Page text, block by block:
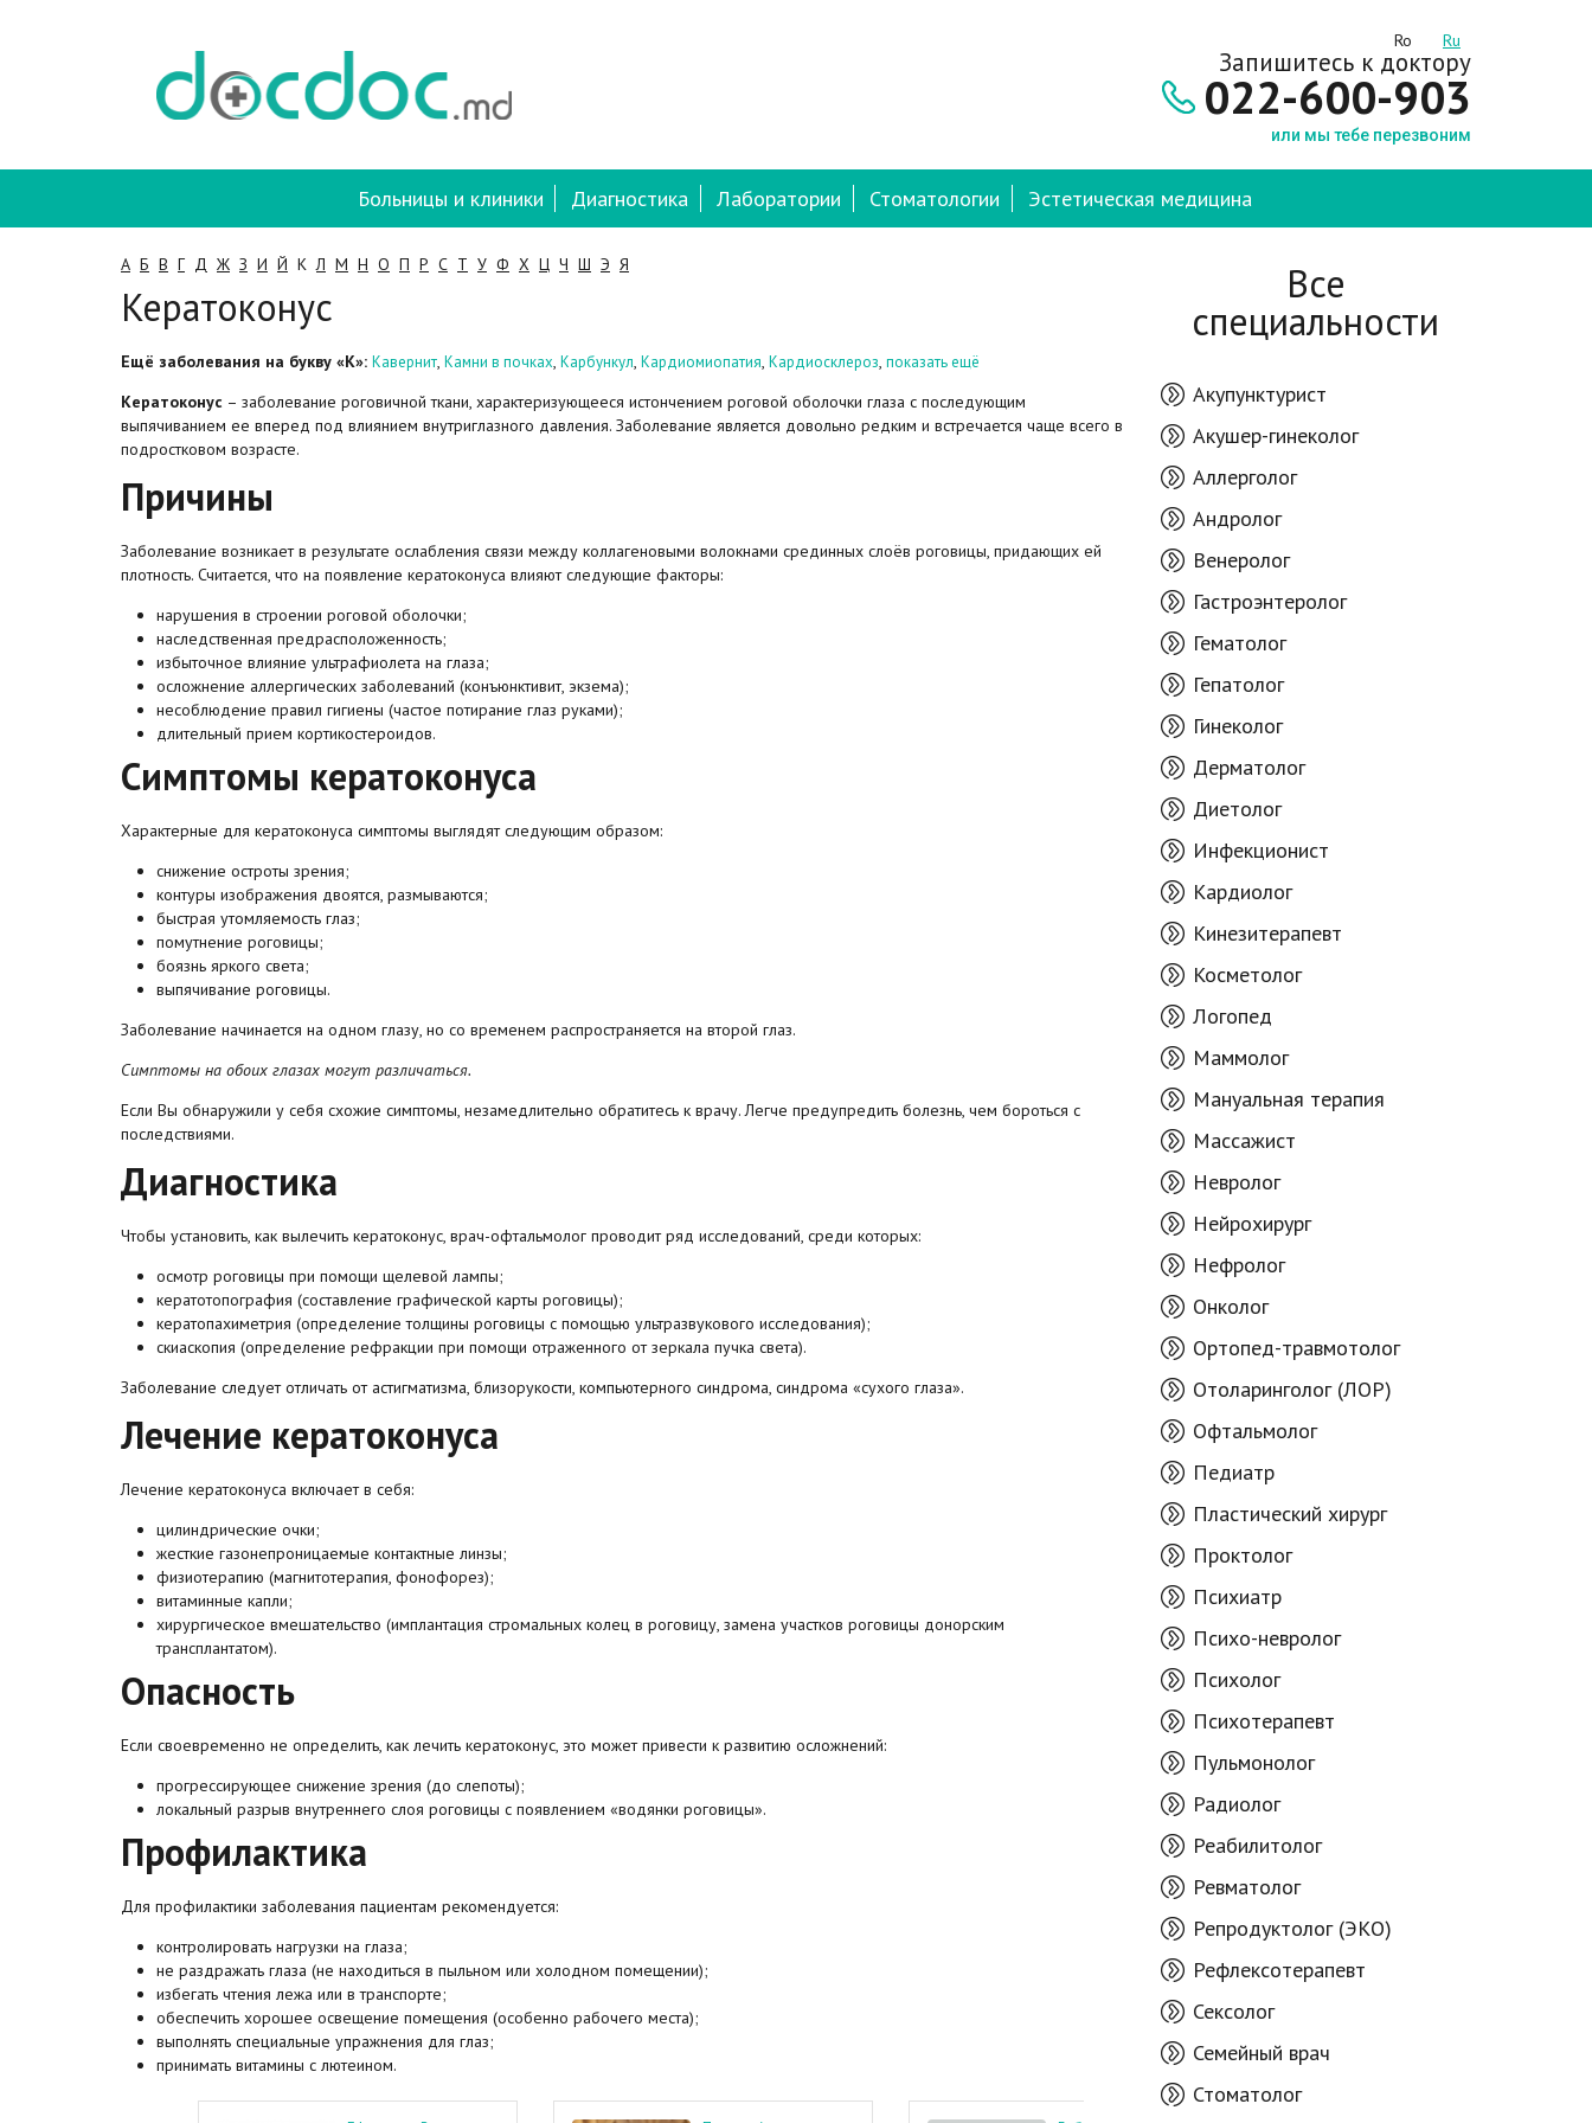
Ro Ru
Запишитесь к доктору
022-600-903
или мы тебе перезвоним
Больницы и клиники Диагностика Лаборатории Стоматологии Эстетическая медицина
А Б В Г Д Ж З И Й К Л М Н О П Р С Т У Ф Х Ц Ч Ш Э Я
Кератоконус
Ещё заболевания на букву «К»: Кавернит, Камни в почках, Карбункул, Кардиомиопатия, Кардиосклероз, показать ещё
Кератоконус – заболевание роговичной ткани, характеризующееся истончением роговой оболочки глаза с последующим
выпячиванием ее вперед под влиянием внутриглазного давления. Заболевание является довольно редким и встречается чаще всего в
подростковом возрасте.
Причины
Заболевание возникает в результате ослабления связи между коллагеновыми волокнами срединных слоёв роговицы, придающих ей
плотность. Считается, что на появление кератоконуса влияют следующие факторы:
нарушения в строении роговой оболочки;
наследственная предрасположенность;
избыточное влияние ультрафиолета на глаза;
осложнение аллергических заболеваний (конъюнктивит, экзема);
несоблюдение правил гигиены (частое потирание глаз руками);
длительный прием кортикостероидов.
Симптомы кератоконуса
Характерные для кератоконуса симптомы выглядят следующим образом:
снижение остроты зрения;
контуры изображения двоятся, размываются;
быстрая утомляемость глаз;
помутнение роговицы;
боязнь яркого света;
выпячивание роговицы.
Заболевание начинается на одном глазу, но со временем распространяется на второй глаз.
Симптомы на обоих глазах могут различаться.
Если Вы обнаружили у себя схожие симптомы, незамедлительно обратитесь к врачу. Легче предупредить болезнь, чем бороться с
последствиями.
Диагностика
Чтобы установить, как вылечить кератоконус, врач-офтальмолог проводит ряд исследований, среди которых:
осмотр роговицы при помощи щелевой лампы;
кератотопография (составление графической карты роговицы);
кератопахиметрия (определение толщины роговицы с помощью ультразвукового исследования);
скиаскопия (определение рефракции при помощи отраженного от зеркала пучка света).
Заболевание следует отличать от астигматизма, близорукости, компьютерного синдрома, синдрома «сухого глаза».
Лечение кератоконуса
Лечение кератоконуса включает в себя:
цилиндрические очки;
жесткие газонепроницаемые контактные линзы;
физиотерапию (магнитотерапия, фонофорез);
витаминные капли;
хирургическое вмешательство (имплантация стромальных колец в роговицу, замена участков роговицы донорским
трансплантатом).
Опасность
Если своевременно не определить, как лечить кератоконус, это может привести к развитию осложнений:
прогрессирующее снижение зрения (до слепоты);
локальный разрыв внутреннего слоя роговицы с появлением «водянки роговицы».
Профилактика
Для профилактики заболевания пациентам рекомендуется:
контролировать нагрузки на глаза;
не раздражать глаза (не находиться в пыльном или холодном помещении);
избегать чтения лежа или в транспорте;
обеспечить хорошее освещение помещения (особенно рабочего места);
выполнять специальные упражнения для глаз;
принимать витамины с лютеином.
Все
специальности
Акупунктурист
Акушер-гинеколог
Аллерголог
Андролог
Венеролог
Гастроэнтеролог
Гематолог
Гепатолог
Гинеколог
Дерматолог
Диетолог
Инфекционист
Кардиолог
Кинезитерапевт
Косметолог
Логопед
Маммолог
Мануальная терапия
Массажист
Невролог
Нейрохирург
Нефролог
Онколог
Ортопед-травмотолог
Отоларинголог (ЛОР)
Офтальмолог
Педиатр
Пластический хирург
Проктолог
Психиатр
Психо-невролог
Психолог
Психотерапевт
Пульмонолог
Радиолог
Реабилитолог
Ревматолог
Репродуктолог (ЭКО)
Рефлексотерапевт
Сексолог
Семейный врач
Стоматолог